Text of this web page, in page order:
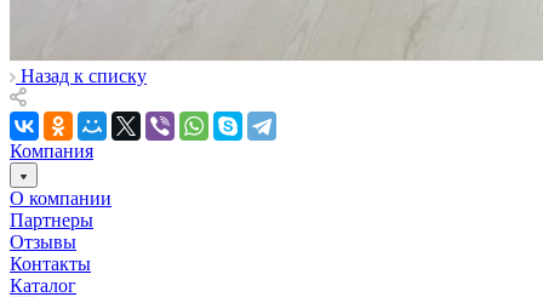
Назад к списку
Компания
О компании
Партнеры
Отзывы
Контакты
Каталог